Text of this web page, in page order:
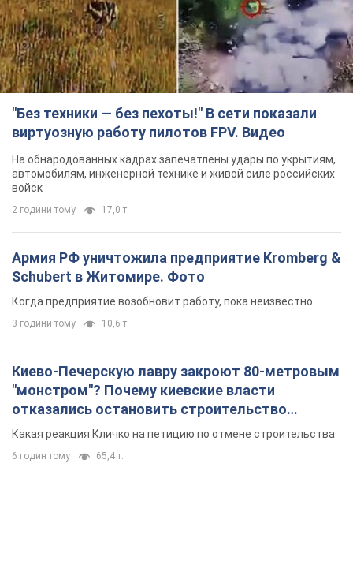
"Без техники — без пехоты!" В сети показали
виртуозную работу пилотов FPV. Видео
На обнародованных кадрах запечатлены удары по укрытиям,
автомобилям, инженерной технике и живой силе российских
войск
2 години тому 17,0 т.
Армия РФ уничтожила предприятие Kromberg &
Schubert в Житомире. Фото
Когда предприятие возобновит работу, пока неизвестно
3 години тому 10,6 т.
Киево-Печерскую лавру закроют 80-метровым
"монстром"? Почему киевские власти
отказались остановить строительство
небоскреба "московского верующего"
Какая реакция Кличко на петицию по отмене строительства
6 годин тому 65,4 т.